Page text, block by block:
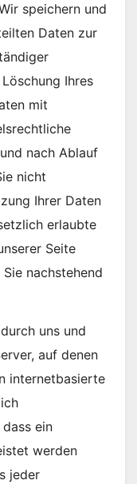
speichern und
Daten zur
Ihres
mit
nach Ablauf
nicht
Ihrer Daten
erlaubte
Seite
nachstehend
uns und
auf denen
internetbasierte
ein
werden
jeder